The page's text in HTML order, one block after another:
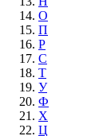
О
П
Р
С
Т
У
Ф
Х
Ц